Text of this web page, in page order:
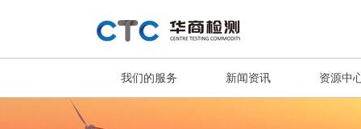
我们的服务 新闻资讯 资源中